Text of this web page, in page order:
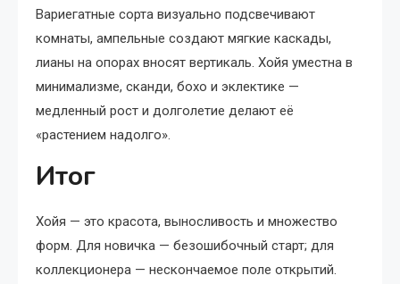
Вариегатные сорта визуально подсвечивают
комнаты, ампельные создают мягкие каскады,
лианы на опорах вносят вертикаль. Хойя уместна в
минимализме, сканди, бохо и эклектике —
медленный рост и долголетие делают её
«растением надолго».
Итог
Хойя — это красота, выносливость и множество
форм. Для новичка — безошибочный старт; для
коллекционера — нескончаемое поле открытий.